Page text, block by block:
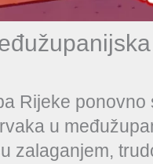
Rijeke
u
zalaganjem,